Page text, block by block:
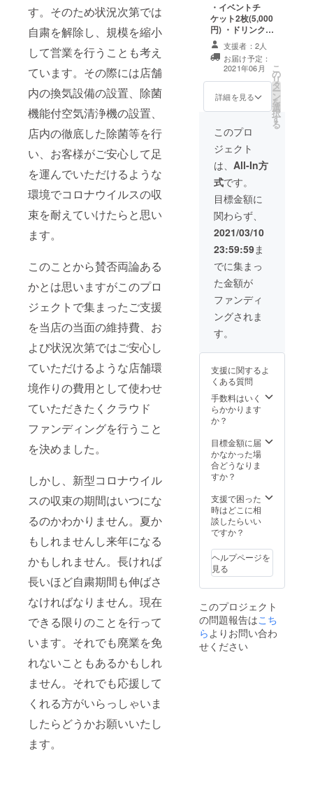
す。そのため状況次第では
自粛を解除し、規模を縮小
して営業を行うことも考え
ています。その際には店舗
内の換気設備の設置、除菌
機能付空気清浄機の設置、
店内の徹底した除菌等を行
い、お客様がご安心して足
を運んでいただけるような
環境でコロナウイルスの収
束を耐えていけたらと思い
ます。
このことから賛否両論ある
かとは思いますがこのプロ
ジェクトで集まったご支援
を当店の当面の維持費、お
よび状況次第ではご安心し
ていただけるような店舗環
境作りの費用として使わせ
ていただきたくクラウド
ファンディングを行うこと
を決めました。
しかし、新型コロナウイル
スの収束の期間はいつにな
るのかわかりません。夏か
もしれませんし来年になる
かもしれません。長ければ
長いほど自粛期間も伸ばさ
なければなりません。現在
できる限りのことを行って
います。それでも廃業を免
れないこともあるかもしれ
ません。それでも応援して
くれる方がいらっしゃいま
したらどうかお願いいたし
ます。
・イベントチ
ケット2枚(5,000
円) ・ドリンクチ
ケット10枚
(7,000円) ・オリ
ジナルJuggling
Mix CD
EMPEROR
TAKUプロ
支援者：2人
お届け予定：
2021年06月
詳細を見る
こ
の
リ
タ
ー
ン
を
選
択
す
る
このプロ
ジェクト
は、 All-In方
式です。
目標金額に
関わらず、
2021/03/10
23:59:59ま
でに集まっ
た金額が
ファンディ
ングされま
す。
支援に関するよ
くある質問
手数料はいく
らかかります
か？
目標金額に届
かなかった場
合どうなりま
すか？
支援で困った
時はどこに相
談したらいい
ですか？
ヘルプページを
見る
このプロジェクト
の問題報告はこち
らよりお問い合わ
せください